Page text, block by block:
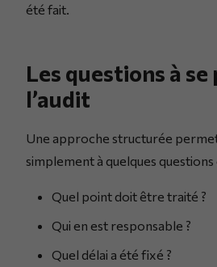
été fait.
Les questions à
l’audit
Une approche structurée
simplement à quelques questions
Quel point doit être traité ?
Qui en est responsable ?
Quel délai a été fixé ?